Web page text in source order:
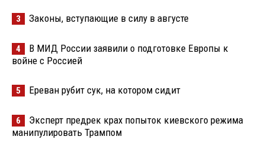
3 Законы, вступающие в силу в августе
4
В МИД России заявили о подготовке Европы к
войне с Россией
5 Ереван рубит сук, на котором сидит
6
Эксперт предрек крах попыток киевского режима
манипулировать Трампом